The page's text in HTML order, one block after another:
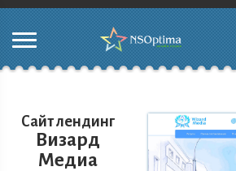
Сайт лендинг
Визард
Медиа